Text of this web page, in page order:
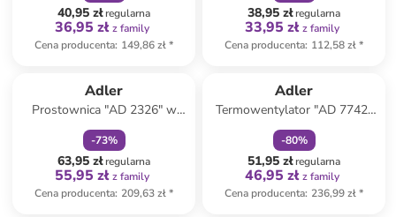
40,95 złregularna
36,95 zł z family
Cena producenta: 149,86 zł*
38,95 złregularna
33,95 zł z family
Cena producenta: 112,58 zł*
Adler
Prostownica "AD 2326" w
kolorze białym
-73%
63,95 złregularna
55,95 zł z family
Cena producenta: 209,63 zł*
Adler
Termowentylator "AD 7742"
w kolorze czarnym
-80%
51,95 złregularna
46,95 zł z family
Cena producenta: 236,99 zł*